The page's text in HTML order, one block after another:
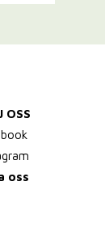
OSS
oss